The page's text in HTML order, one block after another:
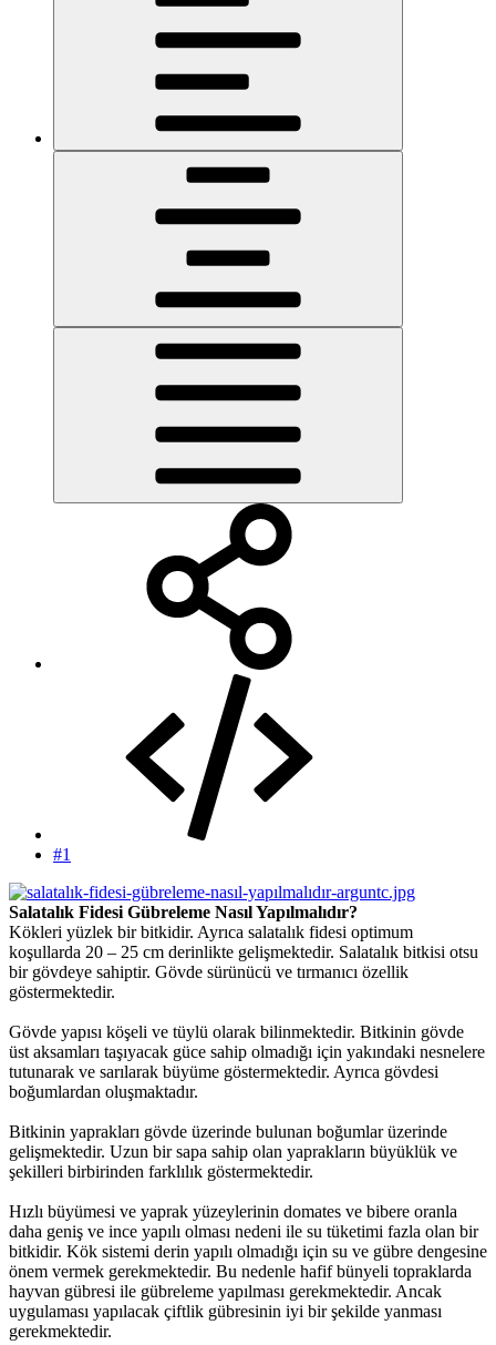
#1
Salatalık Fidesi Gübreleme Nasıl Yapılmalıdır?
Kökleri yüzlek bir bitkidir. Ayrıca salatalık fidesi optimum
koşullarda 20 – 25 cm derinlikte gelişmektedir. Salatalık bitkisi otsu
bir gövdeye sahiptir. Gövde sürünücü ve tırmanıcı özellik
göstermektedir.
Gövde yapısı köşeli ve tüylü olarak bilinmektedir. Bitkinin gövde
üst aksamları taşıyacak güce sahip olmadığı için yakındaki nesnelere
tutunarak ve sarılarak büyüme göstermektedir. Ayrıca gövdesi
boğumlardan oluşmaktadır.
Bitkinin yaprakları gövde üzerinde bulunan boğumlar üzerinde
gelişmektedir. Uzun bir sapa sahip olan yaprakların büyüklük ve
şekilleri birbirinden farklılık göstermektedir.
Hızlı büyümesi ve yaprak yüzeylerinin domates ve bibere oranla
daha geniş ve ince yapılı olması nedeni ile su tüketimi fazla olan bir
bitkidir. Kök sistemi derin yapılı olmadığı için su ve gübre dengesine
önem vermek gerekmektedir. Bu nedenle hafif bünyeli topraklarda
hayvan gübresi ile gübreleme yapılması gerekmektedir. Ancak
uygulaması yapılacak çiftlik gübresinin iyi bir şekilde yanması
gerekmektedir.